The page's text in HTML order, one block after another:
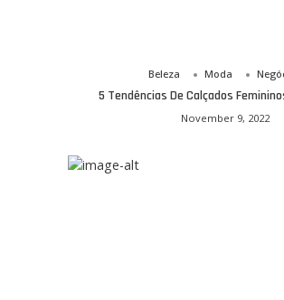
Beleza Moda
5 Tendências De Calçados
November 9, 2022